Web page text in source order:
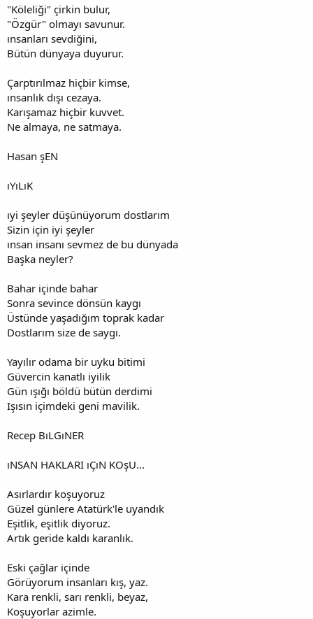
"Köleliği" çirkin bulur,
"Özgür" olmayı savunur.
ınsanları sevdiğini,
Bütün dünyaya duyurur.
Çarptırılmaz hiçbir kimse,
ınsanlık dışı cezaya.
Karışamaz hiçbir kuvvet.
Ne almaya, ne satmaya.
Hasan şEN
ıYıLıK
ıyi şeyler düşünüyorum dostlarım
Sizin için iyi şeyler
ınsan insanı sevmez de bu dünyada
Başka neyler?
Bahar içinde bahar
Sonra sevince dönsün kaygı
Üstünde yaşadığım toprak kadar
Dostlarım size de saygı.
Yayılır odama bir uyku bitimi
Güvercin kanatlı iyilik
Gün ışığı böldü bütün derdimi
Işısın içimdeki geni mavilik.
Recep BıLGıNER
ıNSAN HAKLARI ıÇıN KOşU...
Asırlardır koşuyoruz
Güzel günlere Atatürk'le uyandık
Eşitlik, eşitlik diyoruz.
Artık geride kaldı karanlık.
Eski çağlar içinde
Görüyorum insanları kış, yaz.
Kara renkli, sarı renkli, beyaz,
Koşuyorlar azimle.